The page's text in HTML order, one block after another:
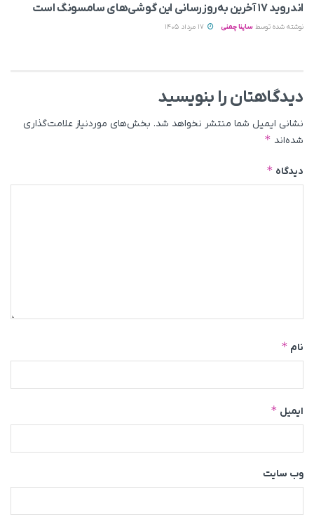
اندروید ۱۷ آخرین به‌روزرسانی این گوشی‌های سامسونگ است
نوشته شده توسط ساینا چمنی
دیدگاهتان را بنویسید
نشانی ایمیل شما منتشر نخواهد شد. بخش‌های موردنیاز علامت‌گذاری
شده‌اند *
دیدگاه *
نام *
ایمیل *
وب‌ سایت